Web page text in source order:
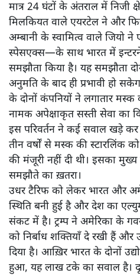
मात्र 24 घंटों के अंतराल में निजी
मिलकियत वाले एयरटेल ने और
अम्बानी के स्वामित्व वाले जियो
स्पेसएक्स—के साथ भारत में
समझौता किया है। यह समझौता
अनुमति के बाद ही प्रभावी हो
के दोनों कंपनियों ने लगातार
नामक अपेक्षाकृत सस्ती सेवा का
इस परिवर्तन ने कई सवाल खड़े
तीन वर्षों से मस्क की स्टारलिंक
की मंजूरी नहीं दी थी। इसका
समझौते का ख़तरा।
उधर टैरिफ को लेकर भारत और
स्थिति बनी हुई है और देश का
संकट में है। ट्रम्प ने अमेरिका के
को निर्बाध शक्तियाँ दे रखी हैं और
दिया है। आख़िर भारत के दोनों
हुआ, यह लाख टके का सवाल है।